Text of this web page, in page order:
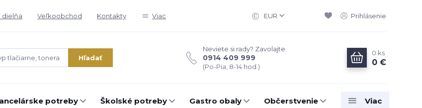
dielňa Veľkoobchod Kontakty Viac EUR Prihlásenie
Hľadať
Neviete si rady? Zavolajte.
0914 409 999
(Po-Pia, 8-14 hod.)
0 ks
0 €
potreby Školské potreby Gastro obaly Občerstvenie Viac